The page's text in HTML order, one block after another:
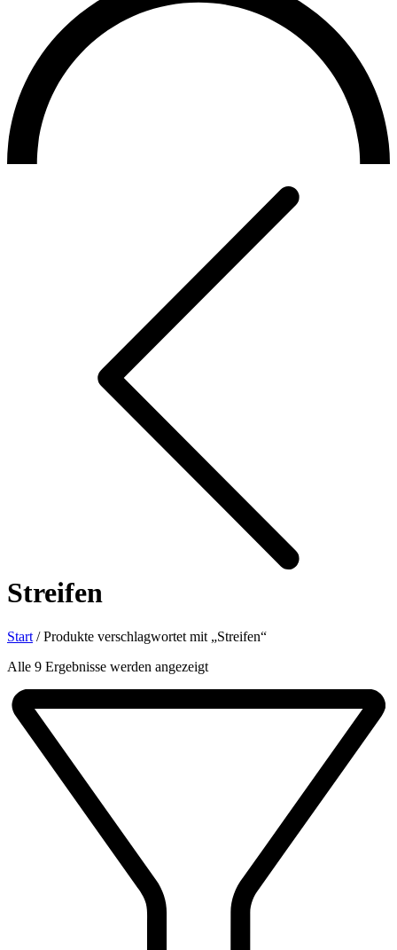
Streifen
Start /Produkte verschlagwortet mit „Streifen“
Alle 9 Ergebnisse werden angezeigtNach